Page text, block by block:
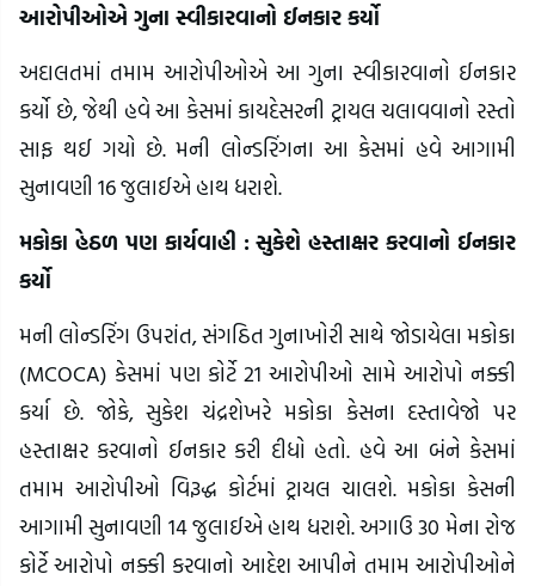
આરોપીઓએ ગુના સ્વીકારવાનો ઈનકાર કર્યો
અદાલતમાં તમામ આરોપીઓએ આ ગુના સ્વીકારવાનો ઈનકાર
કર્યો છે, જેથી હવે આ કેસમાં કાયદેસરની ટ્રાયલ ચલાવવાનો રસ્તો
સાફ થઈ ગયો છે. મની લોન્ડરિંગના આ કેસમાં હવે આગામી
સુનાવણી 16 જુલાઈએ હાથ ધરાશે.
મકોકા હેઠળ પણ કાર્યવાહી : સુકેશે હસ્તાક્ષર કરવાનો ઈનકાર
કર્યો
મની લોન્ડરિંગ ઉપરાંત, સંગઠિત ગુનાખોરી સાથે જોડાયેલા મકોકા
(MCOCA) કેસમાં પણ કોર્ટે 21 આરોપીઓ સામે આરોપો નક્કી
કર્યા છે. જોકે, સુકેશ ચંદ્રશેખરે મકોકા કેસના દસ્તાવેજો પર
હસ્તાક્ષર કરવાનો ઈનકાર કરી દીધો હતો. હવે આ બંને કેસમાં
તમામ આરોપીઓ વિરૂદ્ધ કોર્ટમાં ટ્રાયલ ચાલશે. મકોકા કેસની
આગામી સુનાવણી 14 જુલાઈએ હાથ ધરાશે. અગાઉ 30 મેના રોજ
કોર્ટે આરોપો નક્કી કરવાનો આદેશ આપીને તમામ આરોપીઓને